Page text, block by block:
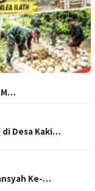
M…
di Desa Kaki…
Ke-…